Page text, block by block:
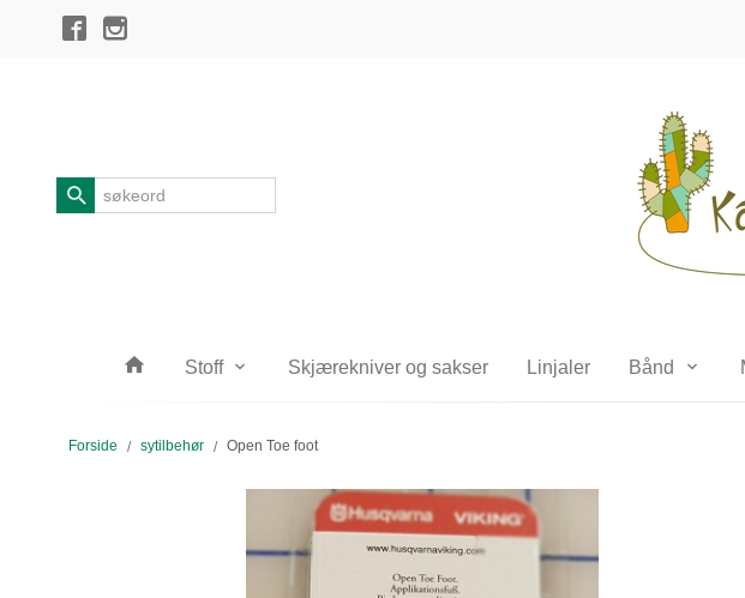
Produkter
Stoff Skjærekniver og sakser Linjaler Bånd
Forside sytilbehør Open Toe foot